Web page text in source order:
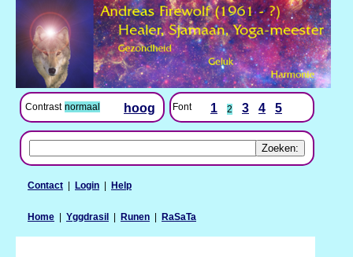
Contrast normaal hoog Font 1 2 3 4 5
Contact | Login | Help
Home | Yggdrasil | Runen | RaSaTa